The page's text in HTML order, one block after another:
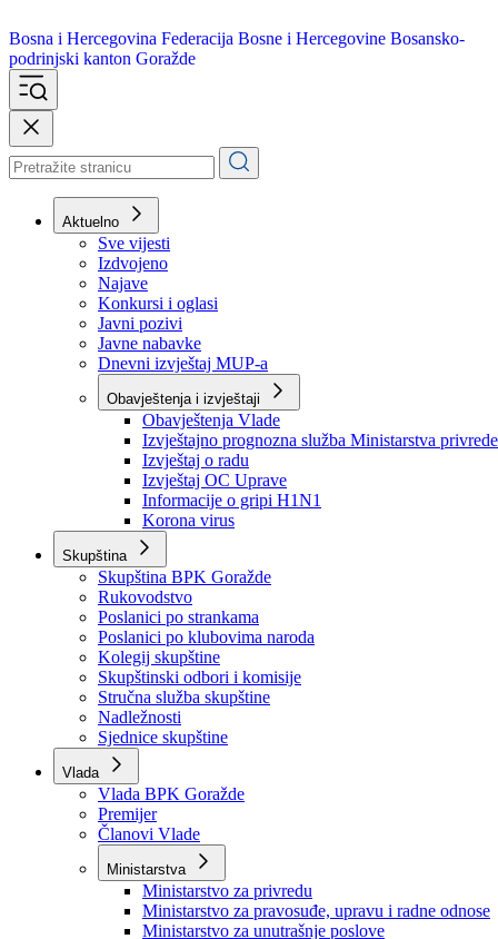
Bosna i Hercegovina
podrinjski kanton Goražde
Aktuelno
Sve vijesti
Izdvojeno
Najave
Konkursi i oglasi
Javni pozivi
Javne nabavke
Dnevni izvještaj MUP-a
Obavještenja i izvještaji
Obavještenja Vlade
Izvještajno prognozna služba Ministarstva privrede
Izvještaj o radu
Izvještaj OC Uprave
Informacije o gripi H1N1
Korona virus
Skupština
Skupština BPK Goražde
Rukovodstvo
Poslanici po strankama
Poslanici po klubovima naroda
Kolegij skupštine
Skupštinski odbori i komisije
Stručna služba skupštine
Nadležnosti
Sjednice skupštine
Vlada
Vlada BPK Goražde
Premijer
Članovi Vlade
Ministarstva